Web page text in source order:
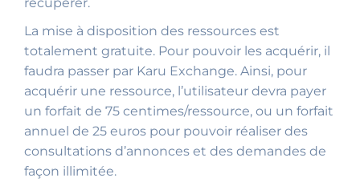
La mise à disposition des ressources est
totalement gratuite. Pour pouvoir les acquérir, il
faudra passer par Karu Exchange. Ainsi, pour
acquérir une ressource, l’utilisateur devra payer
un forfait de 75 centimes/ressource, ou un forfait
annuel de 25 euros pour pouvoir réaliser des
consultations d’annonces et des demandes de
façon illimitée.